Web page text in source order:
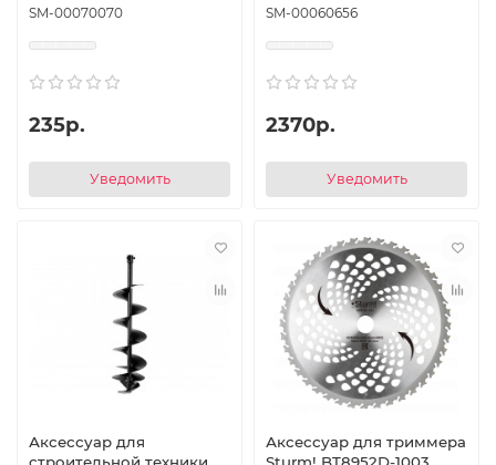
SM-00070070
235р.
Уведомить
SM-00060656
2370р.
Уведомить
Аксессуар для
Аксессуар для триммера